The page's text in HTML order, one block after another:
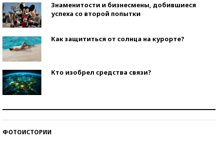
Знаменитости и бизнесмены, добившиеся
успеха со второй попытки
Как защититься от солнца на курорте?
Кто изобрел средства связи?
ФОТОИСТОРИИ